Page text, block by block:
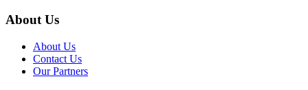
About Us
About Us
Contact Us
Our Partners